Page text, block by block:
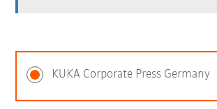
KUKA Corporate Press Germany